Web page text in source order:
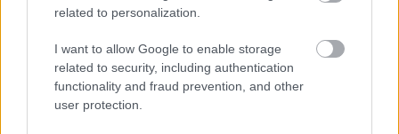
related to personalization.
I want to allow Google to enable storage
related to security, including authentication
functionality and fraud prevention, and other
user protection.
Hogyan kínozzuk hatékonyan a
felhasználóinkat?